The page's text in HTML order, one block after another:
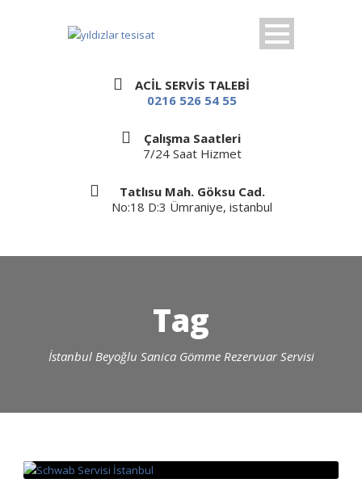
ACİL SERVİS TALEBİ
0216 526 54 55
Çalışma Saatleri
7/24 Saat Hizmet
Tatlısu Mah. Göksu Cad.
No:18 D:3 Ümraniye, istanbul
Tag
İstanbul Beyoğlu Sanica Gömme Rezervuar Servisi